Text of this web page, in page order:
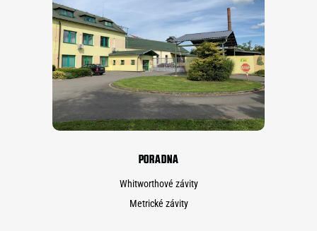
PORADNA
Whitworthové závity
Metrické závity